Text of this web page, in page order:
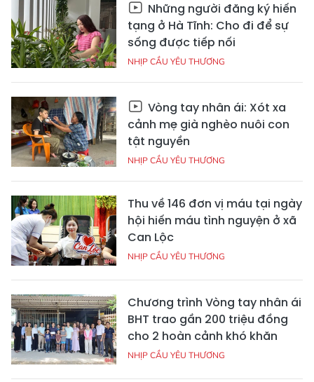
Những người đăng ký hiến
tạng ở Hà Tĩnh: Cho đi để sự
sống được tiếp nối
NHỊP CẦU YÊU THƯƠNG
Vòng tay nhân ái: Xót xa
cảnh mẹ già nghèo nuôi con
tật nguyền
NHỊP CẦU YÊU THƯƠNG
Thu về 146 đơn vị máu tại ngày
hội hiến máu tình nguyện ở xã
Can Lộc
NHỊP CẦU YÊU THƯƠNG
Chương trình Vòng tay nhân ái
BHT trao gần 200 triệu đồng
cho 2 hoàn cảnh khó khăn
NHỊP CẦU YÊU THƯƠNG